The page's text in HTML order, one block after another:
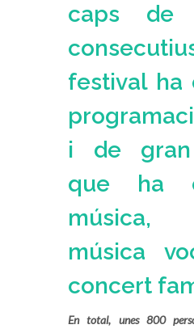
caps de
festival ha
i de
que ha
música,
música
concert
En total, unes 800